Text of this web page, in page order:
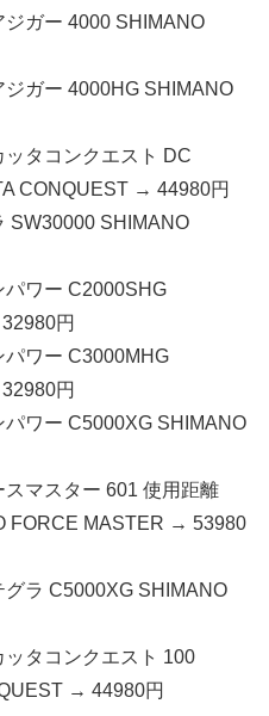
ガー 4000 SHIMANO
ガー 4000HG SHIMANO
タコンクエスト DC
CONQUEST → 44980円
SW30000 SHIMANO
パワー C2000SHG
円
ワー C3000MHG
円
ワー C5000XG SHIMANO
マスター 601 使用距離
FORCE MASTER → 53980
ラ C5000XG SHIMANO
タコンクエスト 100
→ 44980円